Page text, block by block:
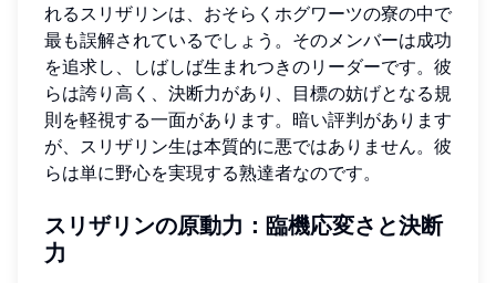
れるスリザリンは、おそらくホグワーツの寮の中で
最も誤解されているでしょう。そのメンバーは成功
を追求し、しばしば生まれつきのリーダーです。彼
らは誇り高く、決断力があり、目標の妨げとなる規
則を軽視する一面があります。暗い評判があります
が、スリザリン生は本質的に悪ではありません。彼
らは単に野心を実現する熟達者なのです。
スリザリンの原動力：臨機応変さと決断
力